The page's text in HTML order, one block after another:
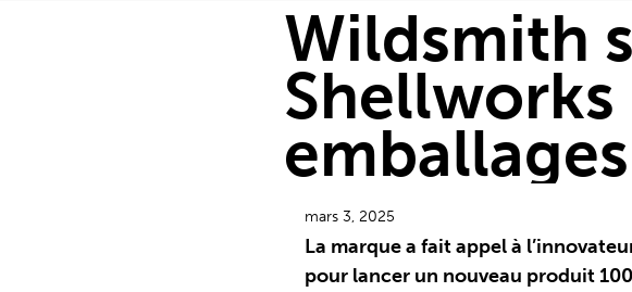
Wildsmith
mars 3, 2025
La marque a fait appel à
pour lancer un nouveau produit